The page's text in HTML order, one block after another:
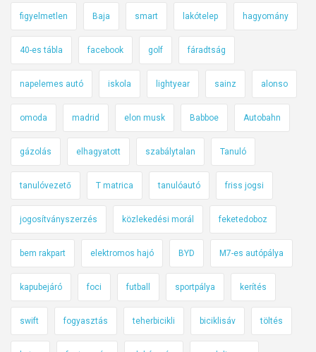
figyelmetlen Baja smart lakótelep hagyomány
40-es tábla facebook golf fáradtság
napelemes autó iskola lightyear sainz alonso
omoda madrid elon musk Babboe Autobahn
gázolás elhagyatott szabálytalan Tanuló
tanulóvezető T matrica tanulóautó friss jogsi
jogosítványszerzés közlekedési morál feketedoboz
bem rakpart elektromos hajó BYD M7-es autópálya
kapubejáró foci futball sportpálya kerítés
swift fogyasztás teherbicikli biciklisáv töltés